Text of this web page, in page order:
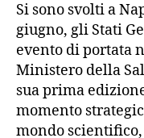
Si sono svolti a
giugno, gli Stati
evento di portata
Ministero della
sua prima
momento
mondo